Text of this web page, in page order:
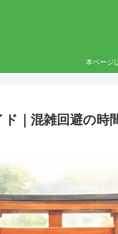
本ページ
｜混雑回避の時